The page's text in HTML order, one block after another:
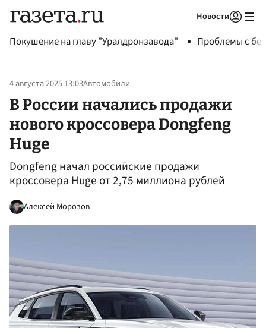
Новости
Покушение на главу "Уралдронзавода" Проблемы с
4 августа 2025 13:03Автомобили
В России начались продажи
нового кроссовера Dongfeng
Huge
Dongfeng начал российские продажи
кроссовера Huge от 2,75 миллиона рублей
Алексей Морозов